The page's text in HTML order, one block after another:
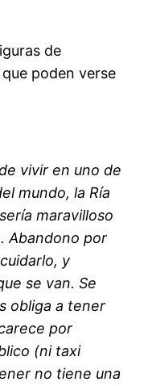
de
poden verse
vivir en uno de
mundo, la Ría
maravilloso
Abandono por
y
se van. Se
obliga a tener
por
(ni taxi
no tiene una